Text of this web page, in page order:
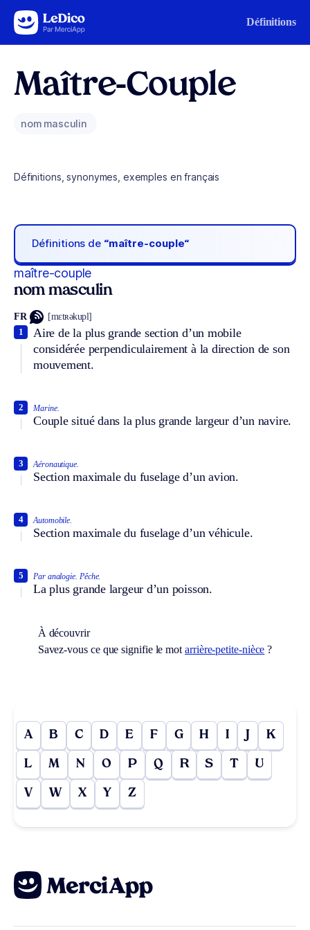
Aller au contenu Définitions
Maître-Couple
nom masculin
Définitions, synonymes, exemples en français
Définitions de “maître-couple“
maître-couple
nom masculin
FR [mɛtʀəkupl]
Aire de la plus grande section d’un mobile
considérée perpendiculairement à la direction de son
mouvement.
1
Marine.
Couple situé dans la plus grande largeur d’un navire.
2
Aéronautique.
Section maximale du fuselage d’un avion.
3
Automobile.
Section maximale du fuselage d’un véhicule.
4
Par analogie. Pêche.
La plus grande largeur d’un poisson.
5
À découvrir
Savez-vous ce que signifie le motarrière-petite-nièce ?
A B C D E F G H I J K
L M N O P Q R S T U
V W X Y Z